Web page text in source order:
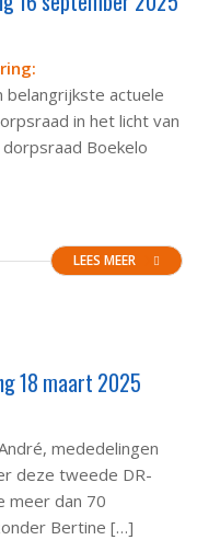
belangrijkste actuele
in het licht van
Boekelo
LEES MEER
18 maart 2025
mededelingen
deze tweede DR-
meer dan 70
Bertine […]